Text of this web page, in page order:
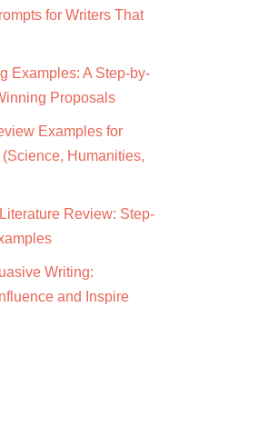
for Writers That
Examples: A Step-by-
Proposals
Examples for
Humanities,
Review: Step-
Writing:
and Inspire